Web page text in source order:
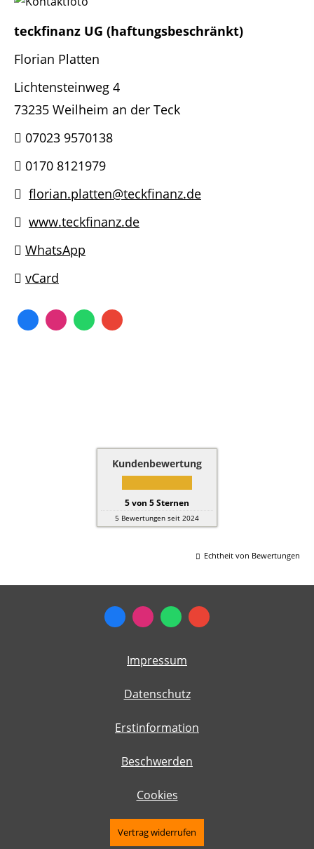
teckfinanz UG (haftungsbeschränkt)
Florian Platten
Lichtensteinweg 4
73235 Weilheim an der Teck
07023 9570138
0170 8121979
florian.platten@teckfinanz.de
www.teckfinanz.de
WhatsApp
vCard
Kundenbewertung
5von 5Sternen
5 Bewertungen seit 2024
Echtheit von Bewertungen
Impressum
Datenschutz
Erstinformation
Beschwerden
Cookies
Vertrag widerrufen